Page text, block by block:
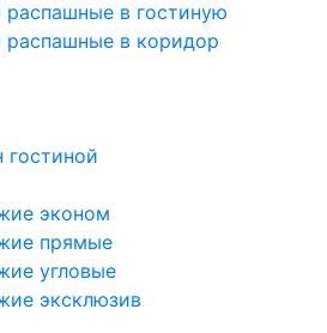
в гостиную
в коридор
гостиной
эконом
прямые
угловые
эксклюзив